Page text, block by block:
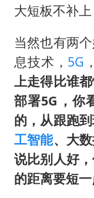
大短板不补上
当然也有两
息技术， 5G
上走得比谁
部署5G，你
的，从跟跑
工智能、大
说比别人好
的距离要短一